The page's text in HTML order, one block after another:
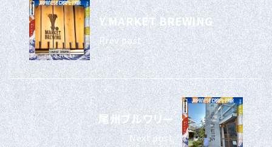
Y.MARKET BREWING
Prev post
尾州ブルワリー
Next post